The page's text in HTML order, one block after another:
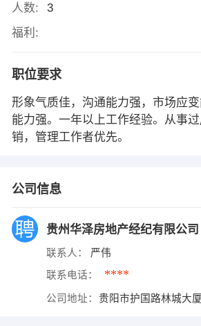
人数:
3
福利:
职位要求
形象气质佳，沟通能力强，市场应
能力强。一年以上工作经验。从事
销，管理工作者优先。
公司信息
贵州华泽房地产经纪有限公司
联系人： 严伟
联系电话： ****
公司地址： 贵阳市护国路林城大